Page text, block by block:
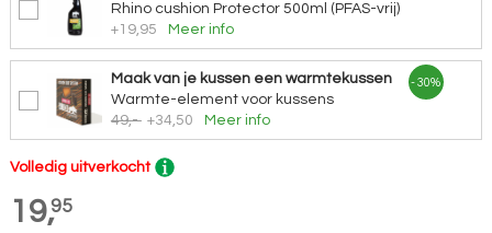
Rhino cushion Protector 500ml (PFAS-vrij)
+19,95
Meer info
Maak van je kussen een warmtekussen
Warmte-element voor kussens
49,- +34,50 Meer info
- 30%
Volledig uitverkocht
19,95